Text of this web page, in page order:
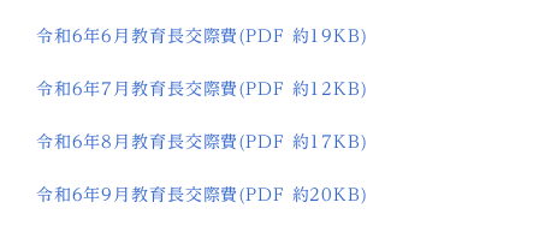
令和6年6月教育長交際費(PDF 約19KB)
令和6年7月教育長交際費(PDF 約12KB)
令和6年8月教育長交際費(PDF 約17KB)
令和6年9月教育長交際費(PDF 約20KB)